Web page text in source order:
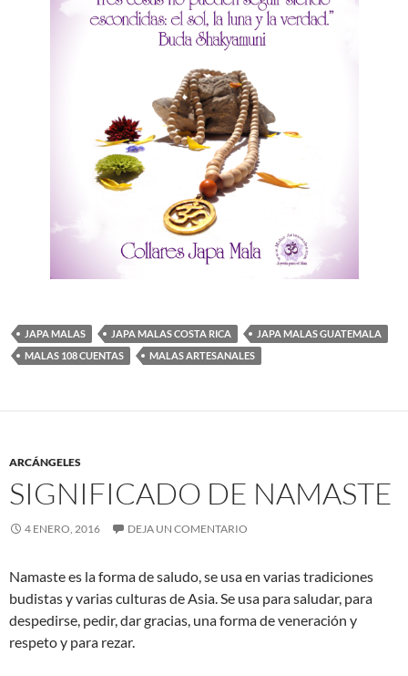
JAPA MALAS JAPA MALAS COSTA RICA
JAPA MALAS GUATEMALA
MALAS 108 CUENTAS
MALAS ARTESANALES
ARCÁNGELES
SIGNIFICADO DE NAMASTE
4 ENERO, 2016 DEJA UN COMENTARIO
Namaste es la forma de saludo, se usa en varias tradiciones
budistas y varias culturas de Asia. Se usa para saludar, para
despedirse, pedir, dar gracias, una forma de veneración y
respeto y para rezar.